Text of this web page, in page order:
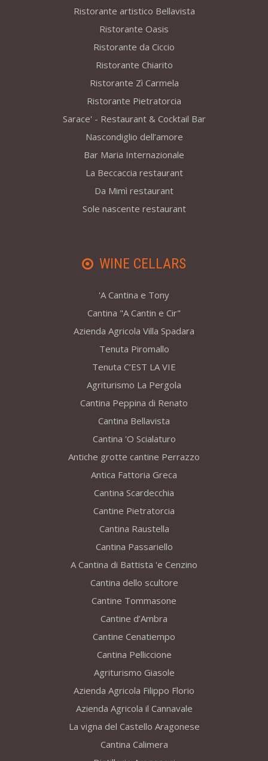
Ristorante artistico Bellavista
Ristorante Oasis
Ristorante da Ciccio
Ristorante Chiarito
Ristorante Zì Carmela
Ristorante Pietratorcia
Sarace' - Restaurant & Cocktail Bar
Nascondiglio dell’amore
Bar Maria Internazionale
La Beccaccia restaurant
Da Mimì restaurant
Sole nascente restaurant
WINE CELLARS
'A Cantina e Tony
Cantina "A Cantin e Cir"
Azienda Agricola Villa Spadara
Tenuta Piromallo
Tenuta C’EST LA VIE
Agriturismo La Pergola
Cantina Peppina di Renato
Cantina Bellavista
Cantina 'O Scialaturo
Antiche grotte cantine Perrazzo
Antica Fattoria Greca
Cantina Scardecchia
Cantine Pietratorcia
Cantina Raustella
Cantina Passariello
A Cantina di Battista 'e Cenzino
Cantina dello scultore
Cantine Tommasone
Cantine d’Ambra
Cantine Cenatiempo
Cantina Pelliccione
Agriturismo Giasole
Azienda Agricola Filippo Florio
Azienda Agricola il Cannavale
La vigna del Castello Aragonese
Cantina Calimera